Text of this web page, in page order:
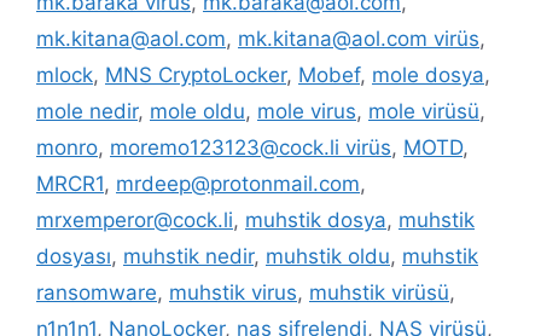
mk.kitana@aol.com, mk.kitana@aol.com virüs,
mlock, MNS CryptoLocker, Mobef, mole dosya,
mole nedir, mole oldu, mole virus, mole virüsü,
monro, moremo123123@cock.li virüs, MOTD,
MRCR1, mrdeep@protonmail.com,
mrxemperor@cock.li, muhstik dosya, muhstik
dosyası, muhstik nedir, muhstik oldu, muhstik
ransomware, muhstik virus, muhstik virüsü,
n1n1n1, NanoLocker, nas şifrelendi, NAS virüsü,